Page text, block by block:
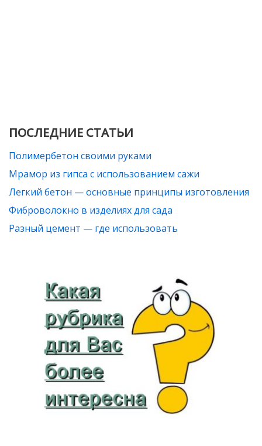
ПОСЛЕДНИЕ СТАТЬИ
Полимербетон своими руками
Мрамор из гипса с использованием сажи
Легкий бетон — основные принципы изготовления
Фиброволокно в изделиях для сада
Разный цемент — где использовать